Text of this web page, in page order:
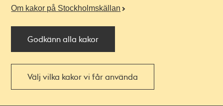
Om kakor på Stockholmskällan
Godkänn alla kakor
Välj vilka kakor vi får använda